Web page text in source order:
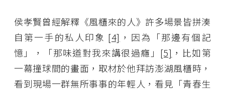
侯孝賢曾經解釋《風櫃來的人》許多場景皆拼湊
自第一手的私人印象 [4] ，因為「那邊有個記
憶」，「那味道對我來講很過癮」 [5] ，比如第
一幕撞球間的畫面，取材於他拜訪澎湖風櫃時，
看到現場一群無所事事的年輕人，看見「青春生